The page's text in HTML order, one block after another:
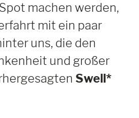
machen werden,
mit ein paar
uns, die den
und großer
Swell*